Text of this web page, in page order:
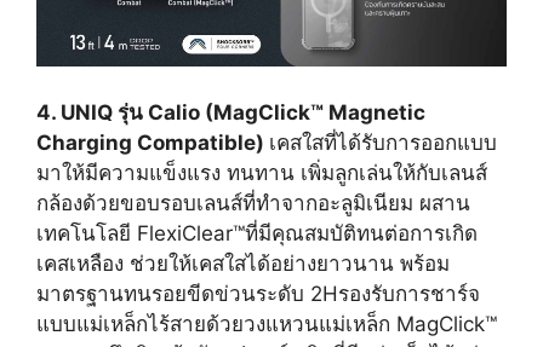
4. UNIQ รุ่น Calio (MagClick™ Magnetic
Charging Compatible) เคสใสที่ได้รับการออกแบบ
มาให้มีความแข็งแรง ทนทาน เพิ่มลูกเล่นให้กับเลนส์
กล้องด้วยขอบรอบเลนส์ที่ทำจากอะลูมิเนียม ผสาน
เทคโนโลยี FlexiClear™ที่มีคุณสมบัติทนต่อการเกิด
เคสเหลือง ช่วยให้เคสใสได้อย่างยาวนาน พร้อม
มาตรฐานทนรอยขีดข่วนระดับ 2Hรองรับการชาร์จ
แบบแม่เหล็กไร้สายด้วยวงแหวนแม่เหล็ก MagClick™